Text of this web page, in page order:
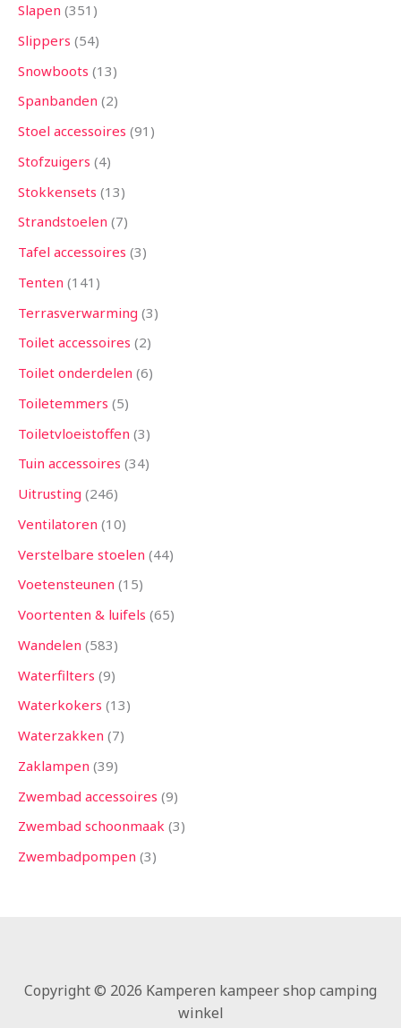
Slapen 351
Slippers 54
Snowboots 13
Spanbanden 2
Stoel accessoires 91
Stofzuigers 4
Stokkensets 13
Strandstoelen 7
Tafel accessoires 3
Tenten 141
Terrasverwarming 3
Toilet accessoires 2
Toilet onderdelen 6
Toiletemmers 5
Toiletvloeistoffen 3
Tuin accessoires 34
Uitrusting 246
Ventilatoren 10
Verstelbare stoelen 44
Voetensteunen 15
Voortenten & luifels 65
Wandelen 583
Waterfilters 9
Waterkokers 13
Waterzakken 7
Zaklampen 39
Zwembad accessoires 9
Zwembad schoonmaak 3
Zwembadpompen 3
Copyright © 2026 Kamperen kampeer shop camping
winkel